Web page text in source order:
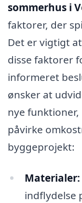
sommerhus i
faktorer, der
Det er vigtigt
disse faktorer
informeret
ønsker at
nye
påvirke
byggeprojekt:
Materialer:
indflydelse